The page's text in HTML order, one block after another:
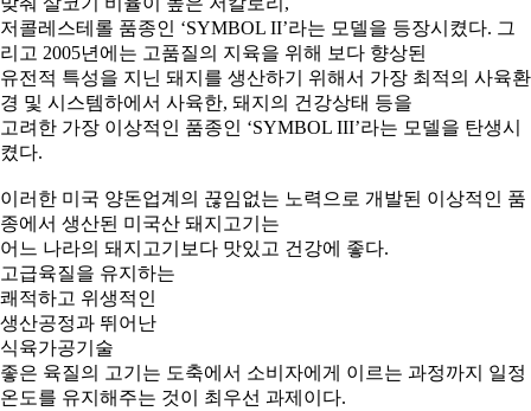
저콜레스테롤 품종인 ‘SYMBOL II’라는 모델을 등장시켰다. 그
리고 2005년에는 고품질의 지육을 위해 보다 향상된
유전적 특성을 지닌 돼지를 생산하기 위해서 가장 최적의 사육환
경 및 시스템하에서 사육한, 돼지의 건강상태 등을
고려한 가장 이상적인 품종인 ‘SYMBOL III’라는 모델을 탄생시
켰다.
이러한 미국 양돈업계의 끊임없는 노력으로 개발된 이상적인 품
종에서 생산된 미국산 돼지고기는
어느 나라의 돼지고기보다 맛있고 건강에 좋다.
고급육질을 유지하는
쾌적하고 위생적인
생산공정과 뛰어난
식육가공기술
좋은 육질의 고기는 도축에서 소비자에게 이르는 과정까지 일정
온도를 유지해주는 것이 최우선 과제이다.